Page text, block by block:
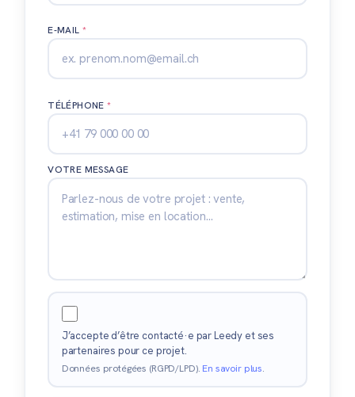
E-MAIL*
TÉLÉPHONE*
VOTRE MESSAGE
J’accepte d’être contacté·e par Leedy et ses
partenaires pour ce projet.
Données protégées (RGPD/LPD). En savoir plus.